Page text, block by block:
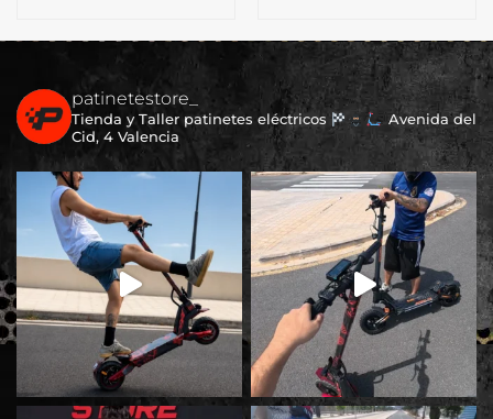
patinetestore_
Tienda y Taller patinetes eléctricos
Avenida del
Cid, 4 Valencia